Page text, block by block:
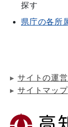
探す
県庁の各所
サイトの運
サイトマップ